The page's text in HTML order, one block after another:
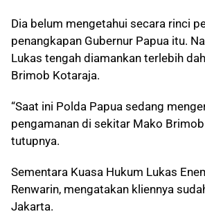
Dia belum mengetahui secara rinci
penangkapan Gubernur Papua itu.
Lukas tengah diamankan terlebih
Brimob Kotaraja.
“Saat ini Polda Papua sedang
pengamanan di sekitar Mako Brimob
tutupnya.
Sementara Kuasa Hukum Lukas
Renwarin, mengatakan kliennya
Jakarta.